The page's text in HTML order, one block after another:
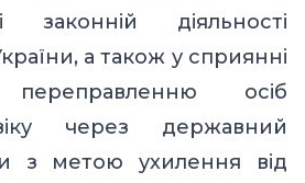
законній діяльності
а також у сприянні
переправленню осіб
через державний
з метою ухилення від